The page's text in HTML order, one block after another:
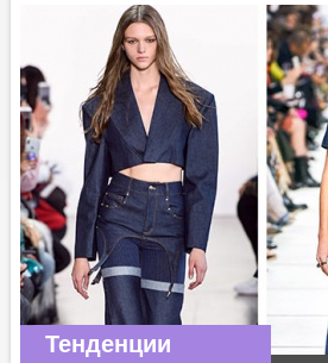
Тенденции